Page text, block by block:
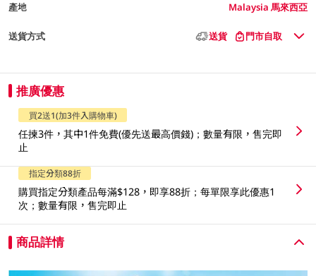
產地 Malaysia 馬來西亞
送貨方式 送貨 門市自取
推廣優惠
買2送1(加3件入購物車)
任揀3件，其中1件免費(優先送最高價錢)；數量有限，售完即
止
指定分類88折
購買指定分類產品每滿$128，即享88折；每單限享此優惠1
次；數量有限，售完即止
商品詳情